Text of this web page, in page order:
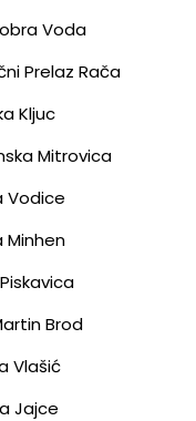
Voda
Prelaz Rača
Kljuc
Mitrovica
Vodice
Minhen
Brod
Vlašić
Jajce